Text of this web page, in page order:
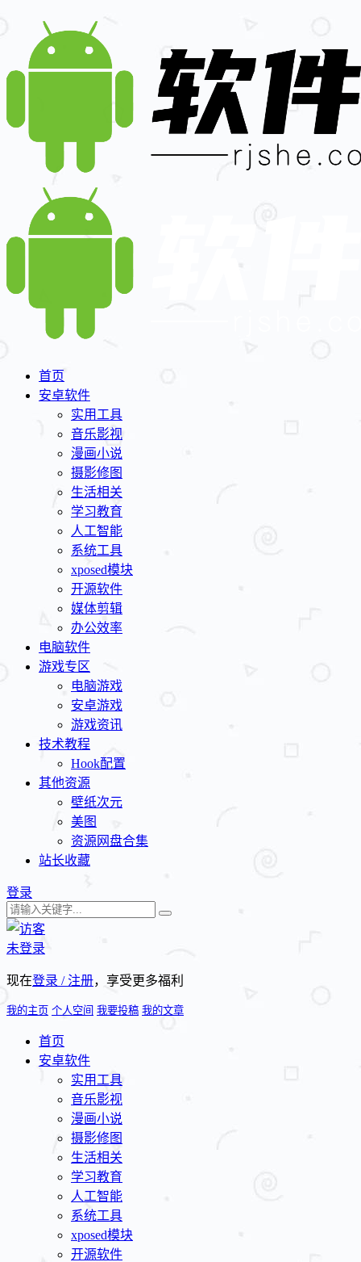
首页
安卓软件
实用工具
音乐影视
漫画小说
摄影修图
生活相关
学习教育
人工智能
系统工具
xposed模块
开源软件
媒体剪辑
办公效率
电脑软件
游戏专区
电脑游戏
安卓游戏
游戏资讯
技术教程
Hook配置
其他资源
壁纸次元
美图
资源网盘合集
站长收藏
登录
未登录
现在登录 / 注册，享受更多福利
我的主页 个人空间 我要投稿 我的文章
首页
安卓软件
实用工具
音乐影视
漫画小说
摄影修图
生活相关
学习教育
人工智能
系统工具
xposed模块
开源软件